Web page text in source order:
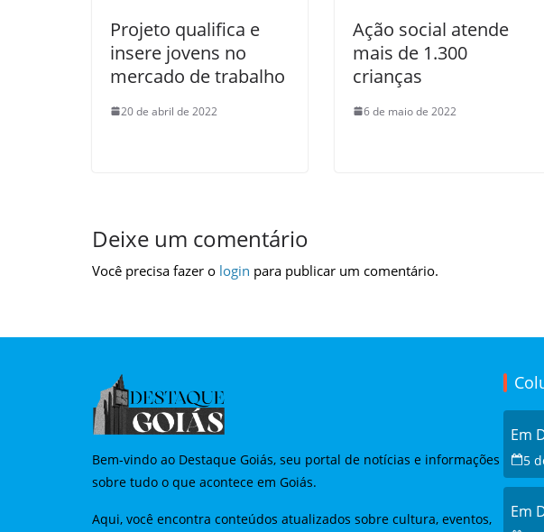
Projeto qualifica e
insere jovens no
mercado de trabalho
20 de abril de 2022
Ação social atende
mais de 1.300
crianças
6 de maio de 2022
Deixe um comentário
Você precisa fazer o login para publicar um comentário.
Bem-vindo ao Destaque Goiás, seu portal de notícias e informações
sobre tudo o que acontece em Goiás.
Aqui, você encontra conteúdos atualizados sobre cultura, eventos,
Em
5
Em